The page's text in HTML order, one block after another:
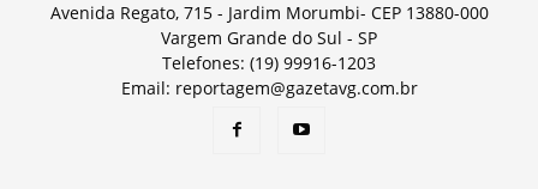
Avenida Regato, 715 - Jardim Morumbi- CEP 13880-000
Vargem Grande do Sul - SP
Telefones: (19) 99916-1203
Email: reportagem@gazetavg.com.br